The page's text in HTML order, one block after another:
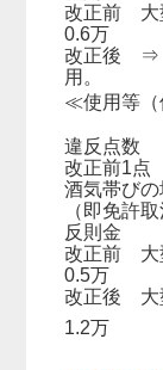
改正前 大
0.6万
改正後 ⇒
用。
≪使用等
違反点数
改正前1
酒気帯び
（即免許取
反則金
改正前 大
0.5万
改正後 大
1.2万